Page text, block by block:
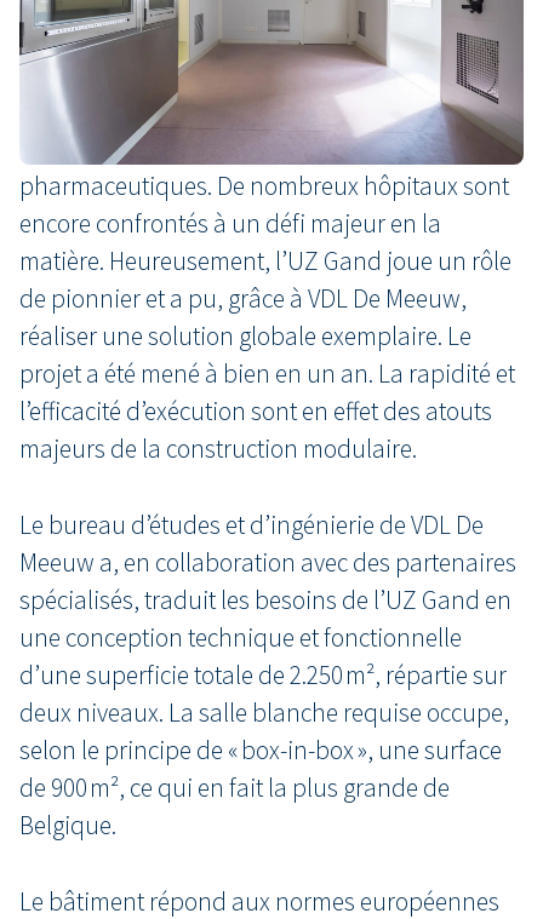
À partir de 2026, chaque pharmacie hospitalière
en Belgique devra disposer d’une salle blanche
conforme aux normes européennes strictes
PIC/S en matière de préparations
pharmaceutiques. De nombreux hôpitaux sont
encore confrontés à un défi majeur en la
matière. Heureusement, l’UZ Gand joue un rôle
de pionnier et a pu, grâce à VDL De Meeuw,
réaliser une solution globale exemplaire. Le
projet a été mené à bien en un an. La rapidité et
l’efficacité d’exécution sont en effet des atouts
majeurs de la construction modulaire.
Le bureau d’études et d’ingénierie de VDL De
Meeuw a, en collaboration avec des partenaires
spécialisés, traduit les besoins de l’UZ Gand en
une conception technique et fonctionnelle
d’une superficie totale de 2.250 m², répartie sur
deux niveaux. La salle blanche requise occupe,
selon le principe de « box-in-box », une surface
de 900 m², ce qui en fait la plus grande de
Belgique.
Le bâtiment répond aux normes européennes